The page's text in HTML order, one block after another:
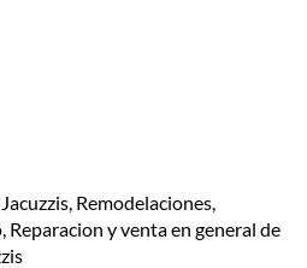
Remodelaciones,
Reparacion y venta en general de